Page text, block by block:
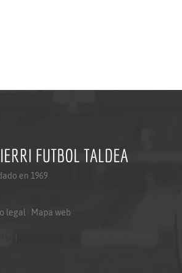
FUTBOL TALDEA
en 1969
legal Mapa web